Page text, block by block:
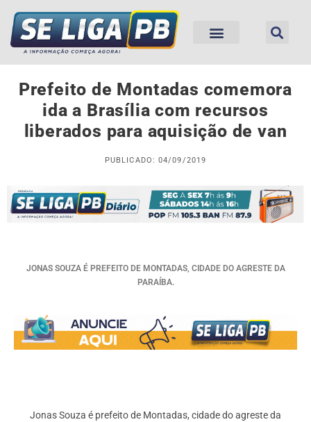
Prefeito de Montadas comemora
ida a Brasília com recursos
liberados para aquisição de van
PUBLICADO: 04/09/2019
JONAS SOUZA É PREFEITO DE MONTADAS, CIDADE DO AGRESTE DA
PARAÍBA.
Jonas Souza é prefeito de Montadas, cidade do agreste da